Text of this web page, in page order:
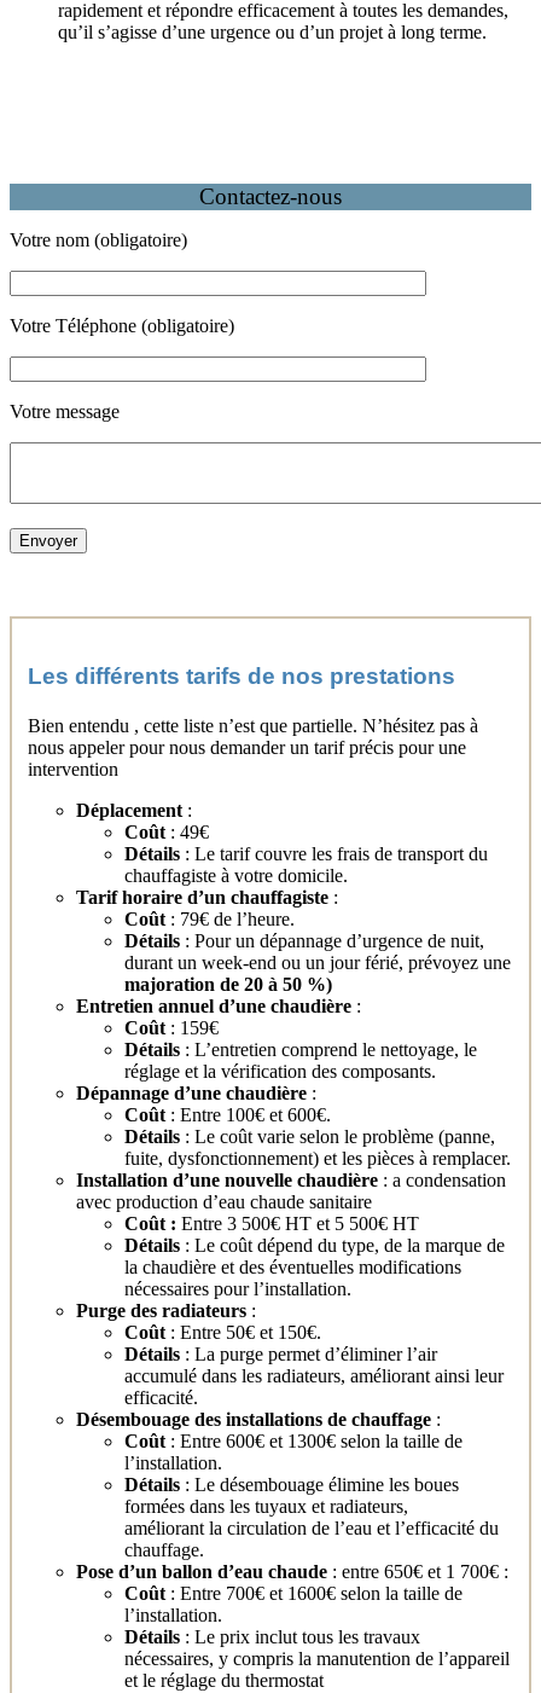
rapidement et répondre efficacement à toutes les demandes,
qu’il s’agisse d’une urgence ou d’un projet à long terme.
Contactez-nous
Votre nom (obligatoire)
Votre Téléphone (obligatoire)
Votre message
Les différents tarifs de nos prestations
Bien entendu , cette liste n’est que partielle. N’hésitez pas à
nous appeler pour nous demander un tarif précis pour une
intervention
Déplacement :
Coût : 49€
Détails : Le tarif couvre les frais de transport du
chauffagiste à votre domicile.
Tarif horaire d’un chauffagiste :
Coût : 79€ de l’heure.
Détails : Pour un dépannage d’urgence de nuit,
durant un week-end ou un jour férié, prévoyez une
majoration de 20 à 50 %)
Entretien annuel d’une chaudière :
Coût : 159€
Détails : L’entretien comprend le nettoyage, le
réglage et la vérification des composants.
Dépannage d’une chaudière :
Coût : Entre 100€ et 600€.
Détails : Le coût varie selon le problème (panne,
fuite, dysfonctionnement) et les pièces à remplacer.
Installation d’une nouvelle chaudière : a condensation
avec production d’eau chaude sanitaire
Coût : Entre 3 500€ HT et 5 500€ HT
Détails : Le coût dépend du type, de la marque de
la chaudière et des éventuelles modifications
nécessaires pour l’installation.
Purge des radiateurs :
Coût : Entre 50€ et 150€.
Détails : La purge permet d’éliminer l’air
accumulé dans les radiateurs, améliorant ainsi leur
efficacité.
Désembouage des installations de chauffage :
Coût : Entre 600€ et 1300€ selon la taille de
l’installation.
Détails : Le désembouage élimine les boues
formées dans les tuyaux et radiateurs,
améliorant la circulation de l’eau et l’efficacité du
chauffage.
Pose d’un ballon d’eau chaude : entre 650€ et 1 700€ :
Coût : Entre 700€ et 1600€ selon la taille de
l’installation.
Détails : Le prix inclut tous les travaux
nécessaires, y compris la manutention de l’appareil
et le réglage du thermostat